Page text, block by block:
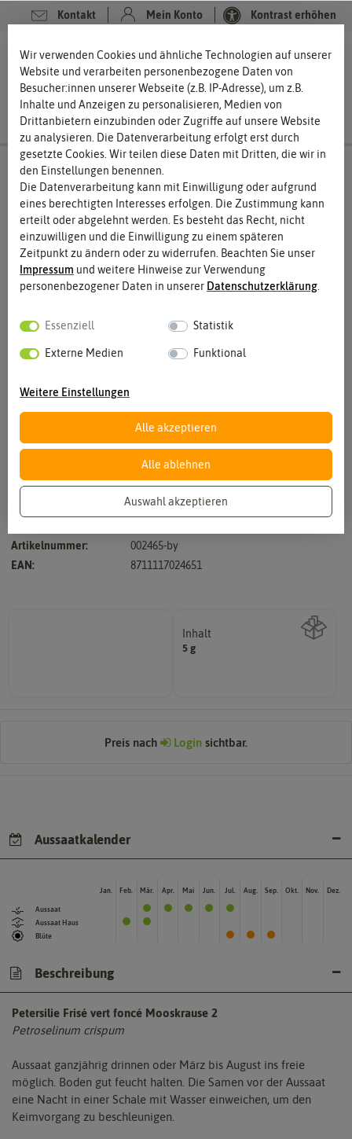
Kontakt Mein Konto Kontrast erhöhen
0 0
Vergrößern durch berühren
Artikelnummer:
002465-by
EAN:
8711117024651
Inhalt
5 g
Preis nach Login sichtbar.
Aussaatkalender
Aussaat
Aussaat Haus
Blüte
Jan. Feb. Mär. Apr. Mai Jun. Jul. Aug. Sep. Okt. Nov. Dez.
Beschreibung
Petersilie Frisé vert foncé Mooskrause 2
Petroselinum crispum
Aussaat ganzjährig drinnen oder März bis August ins freie
möglich. Boden gut feucht halten. Die Samen vor der Aussaat
eine Nacht in einer Schale mit Wasser einweichen, um den
Keimvorgang zu beschleunigen.
Wir verwenden Cookies und ähnliche Technologien auf unserer
Website und verarbeiten personenbezogene Daten von
Besucher:innen unserer Webseite (z.B. IP-Adresse), um z.B.
Inhalte und Anzeigen zu personalisieren, Medien von
Drittanbietern einzubinden oder Zugriffe auf unsere Website
zu analysieren. Die Datenverarbeitung erfolgt erst durch
gesetzte Cookies. Wir teilen diese Daten mit Dritten, die wir in
den Einstellungen benennen.
Die Datenverarbeitung kann mit Einwilligung oder aufgrund
eines berechtigten Interesses erfolgen. Die Zustimmung kann
erteilt oder abgelehnt werden. Es besteht das Recht, nicht
einzuwilligen und die Einwilligung zu einem späteren
Zeitpunkt zu ändern oder zu widerrufen. Beachten Sie unser
Impressum und weitere Hinweise zur Verwendung
personenbezogener Daten in unserer Daten­schutz­erklärung.
Essenziell Statistik
Externe Medien Funktional
Weitere Einstellungen
Alle akzeptieren
Alle ablehnen
Auswahl akzeptieren